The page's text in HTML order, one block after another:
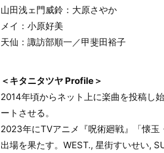
山田浅ェ門威鈴：大原さやか
メイ：小原好美
天仙：諏訪部順一／甲斐田裕子
＜キタニタツヤ Profile＞
2014年頃からネット上に楽曲を投稿し
ートさせる。
2023年にTVアニメ『呪術廻戦』「懐
出場を果たす。WEST., 星街すいせい,